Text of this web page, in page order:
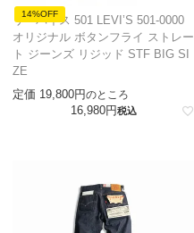
14%OFF
リーバイス 501 LEVI’S 501-0000
オリジナル ボタンフライ ストレー
ト ジーンズ リジッド STF BIG SI
ZE
定価 19,800 のところ
16,980 税込